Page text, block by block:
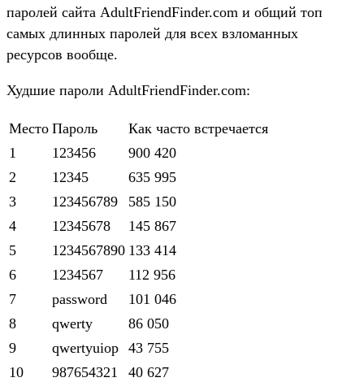
паролей сайта AdultFriendFinder.com и общий топ
самых длинных паролей для всех взломанных
ресурсов вообще.
Худшие пароли AdultFriendFinder.com:
Место Пароль
Как часто встречается
1
123456
900 420
2
12345
635 995
3
123456789
585 150
4
12345678
145 867
5
1234567890 133 414
6
1234567
112 956
7
password
101 046
8
qwerty
86 050
9
qwertyuiop 43 755
10
987654321 40 627